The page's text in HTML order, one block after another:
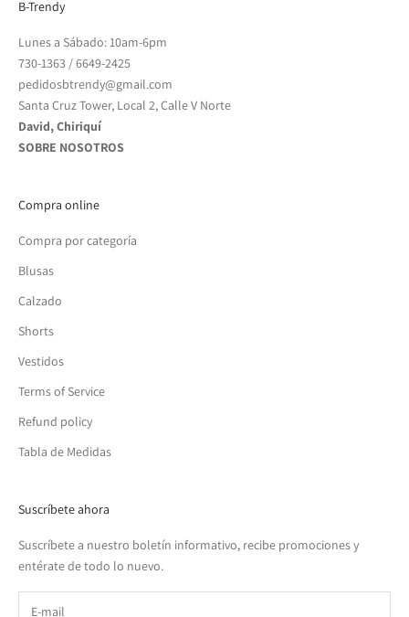
B-Trendy
Lunes a Sábado: 10am-6pm
730-1363 /6649-2425
pedidosbtrendy@gmail.com
Santa Cruz Tower, Local 2, Calle V Norte
David, Chiriquí
SOBRE NOSOTROS
Compra online
Compra por categoría
Blusas
Calzado
Shorts
Vestidos
Terms of Service
Refund policy
Tabla de Medidas
Suscríbete ahora
Suscríbete a nuestro boletín informativo, recibe promociones y
entérate de todo lo nuevo.